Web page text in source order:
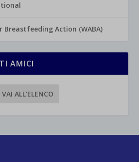
Breastfeeding Action (WABA)
AMICI
VAI ALL’ELENCO